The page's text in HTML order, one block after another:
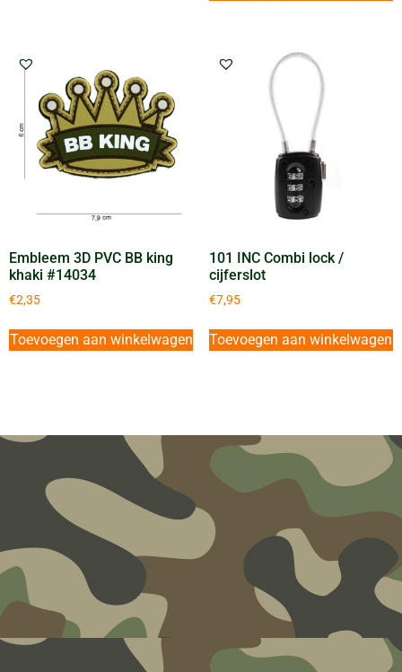
Embleem 3D PVC BB king
khaki #14034
€2,35
Toevoegen aan winkelwagen
101 INC Combi lock /
cijferslot
€7,95
Toevoegen aan winkelwagen